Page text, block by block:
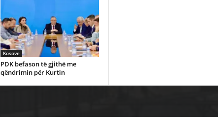
Kosove
PDK befason të gjithë me
qëndrimin për Kurtin